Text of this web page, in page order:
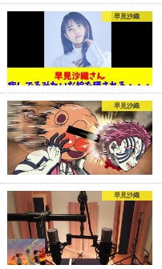
早見沙織
早見沙織
早見沙織